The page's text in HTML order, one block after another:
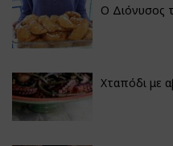
Ο Διόνυσος
Χταπόδι με